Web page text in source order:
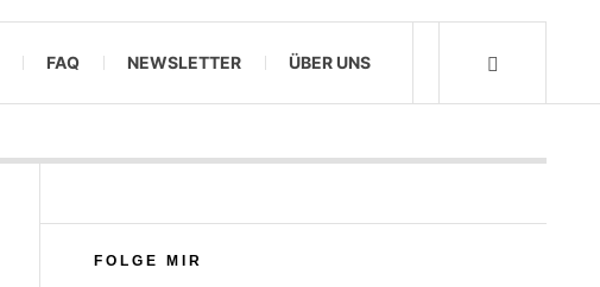
FAQ NEWSLETTER ÜBER UNS
FOLGE MIR